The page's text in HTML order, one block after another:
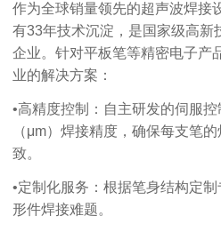
作为全球销量领先的超声波焊接
有33年技术沉淀，是国家级高新
企业。针对平板笔等精密电子产
业的解决方案：
•高精度控制： 自主研发的伺服
（μm）焊接精度，确保每支笔
致。
•定制化服务： 根据笔身结构定
形件焊接难题。